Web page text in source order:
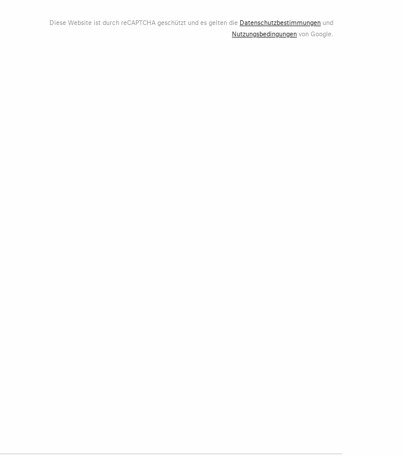
Diese Website ist durch reCAPTCHA geschützt und es gelten die Datenschutzbestimmungen und
Nutzungsbedingungenvon Google.